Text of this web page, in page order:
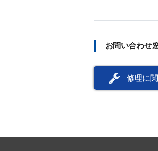
お問い合わせ
修理に